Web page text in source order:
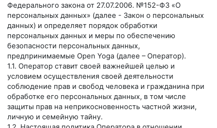
Федерального закона от 27.07.2006. №152-ФЗ «О
персональных данных» (далее - Закон о персональных
данных) и определяет порядок обработки
персональных данных и меры по обеспечению
безопасности персональных данных,
предпринимаемые Open Yoga (далее – Оператор).
1.1. Оператор ставит своей важнейшей целью и
условием осуществления своей деятельности
соблюдение прав и свобод человека и гражданина при
обработке его персональных данных, в том числе
защиты прав на неприкосновенность частной жизни,
личную и семейную тайну.